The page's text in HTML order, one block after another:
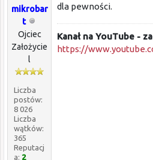
mikrobar
t
Ojciec
Założycie
l
Liczba
postów:
8 026
Liczba
wątków:
365
Reputacj
a: 2
dla pewności.
Kanał na YouTube -
https://